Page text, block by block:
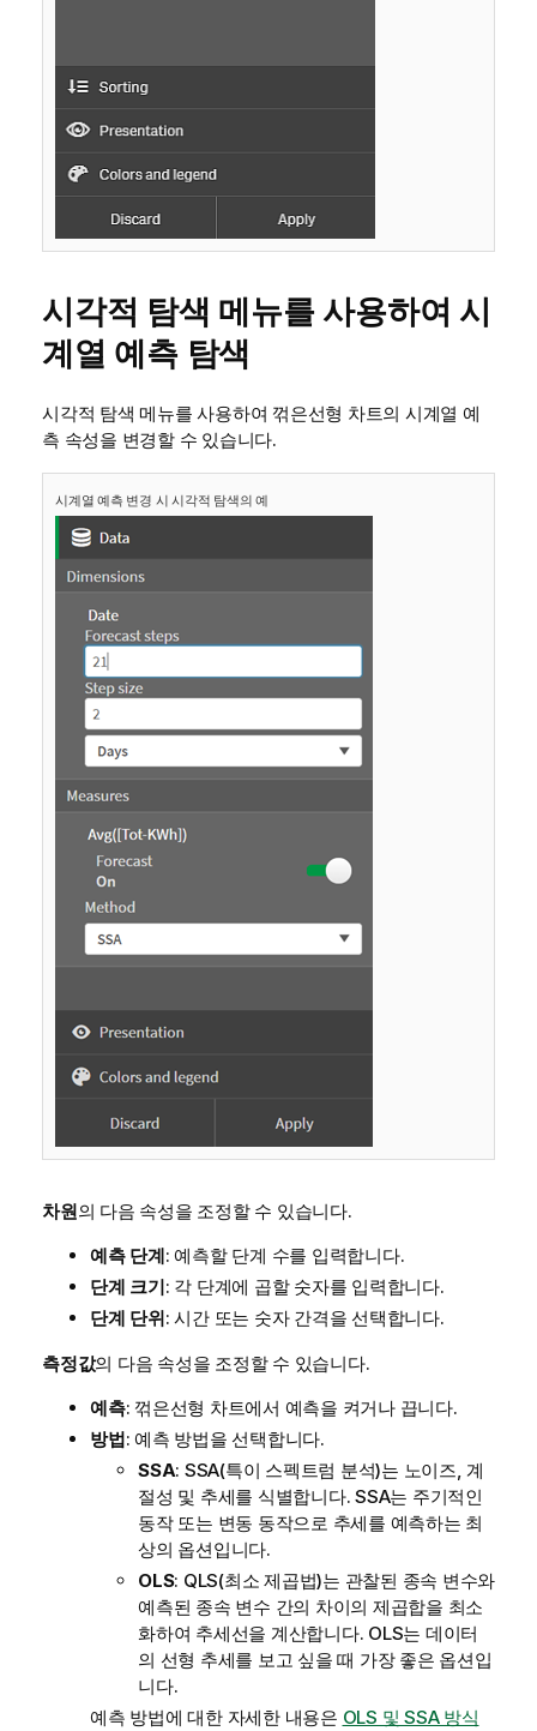
시각적 탐색 메뉴를 사용하여 시
계열 예측 탐색
시각적 탐색 메뉴를 사용하여 꺾은선형 차트의 시계열 예
측 속성을 변경할 수 있습니다.
시계열 예측 변경 시 시각적 탐색의 예
차원의 다음 속성을 조정할 수 있습니다.
예측 단계: 예측할 단계 수를 입력합니다.
단계 크기: 각 단계에 곱할 숫자를 입력합니다.
단계 단위: 시간 또는 숫자 간격을 선택합니다.
측정값의 다음 속성을 조정할 수 있습니다.
예측: 꺾은선형 차트에서 예측을 켜거나 끕니다.
방법: 예측 방법을 선택합니다.
SSA: SSA(특이 스펙트럼 분석)는 노이즈, 계
절성 및 추세를 식별합니다. SSA는 주기적인
동작 또는 변동 동작으로 추세를 예측하는 최
상의 옵션입니다.
OLS: QLS(최소 제곱법)는 관찰된 종속 변수와
예측된 종속 변수 간의 차이의 제곱합을 최소
화하여 추세선을 계산합니다. OLS는 데이터
의 선형 추세를 보고 싶을 때 가장 좋은 옵션입
니다.
예측 방법에 대한 자세한 내용은 OLS 및 SSA 방식